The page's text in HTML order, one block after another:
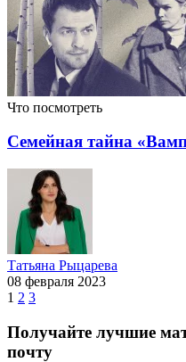
Что посмотреть
Семейная тайна
Татьяна Рыцарева
08 февраля 2023
1 2 3
Получайте лучшие
почту